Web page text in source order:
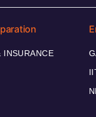
INSURANCE